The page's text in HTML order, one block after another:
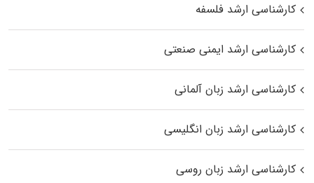
کارشناسی ارشد فلسفه
کارشناسی ارشد ایمنی صنعتی
کارشناسی ارشد زبان آلمانی
کارشناسی ارشد زبان انگلیسی
کارشناسی ارشد زبان روسی